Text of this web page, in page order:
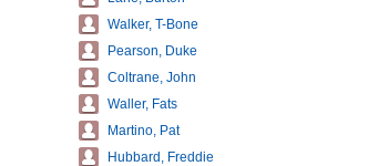
Walker, T-Bone
Pearson, Duke
Coltrane, John
Waller, Fats
Martino, Pat
Hubbard, Freddie